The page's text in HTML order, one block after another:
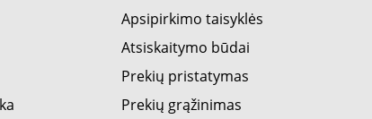
Apsipirkimo taisyklės
Atsiskaitymo būdai
Prekių pristatymas
Prekių grąžinimas